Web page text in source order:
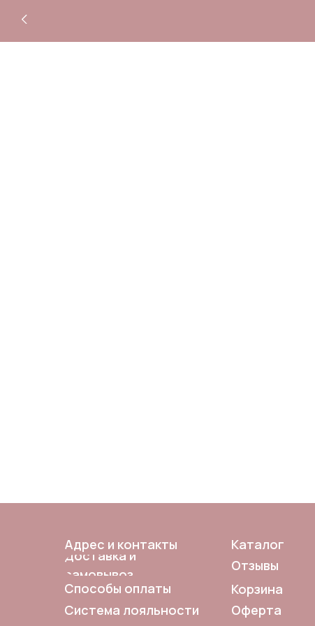
Оферта
Отзывы
Каталог
Корзина
Адрес и контакты
Доставка и
самовывоз
Система лояльности
Способы оплаты